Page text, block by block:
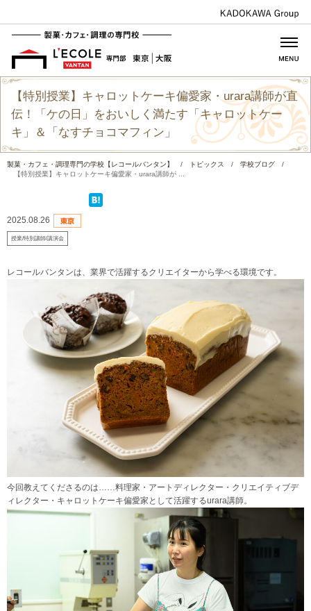
【特別授業】キャロットケーキ偏愛家・urara講師が直
伝！「ケの日」をおいしく満たす「キャロットケー
キ」＆「なすチョコマフィン」
製菓・カフェ・調理専門の学校【レコールバンタン】 / トピックス / 学校ブログ
/
【特別授業】キャロットケーキ偏愛家・urara講師が ...
2025.08.26
授業/特別講師/講演会
レコールバンタンは、業界で活躍するクリエイターから学べる環境です。
今回教えてくださるのは……料理家・アートディレクター・クリエイティブデ
ィレクター・キャロットケーキ偏愛家として活躍するurara講師。